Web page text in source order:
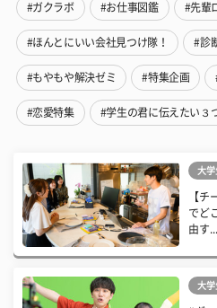
#ガクラボ #お仕事図鑑 #先輩
#ほんとにいい会社見つけ隊！ #診
#もやもや解決ゼミ #特集企画
#恋愛特集 #学生の君に伝えたい３
大学
【チ
でど
由す...
大学